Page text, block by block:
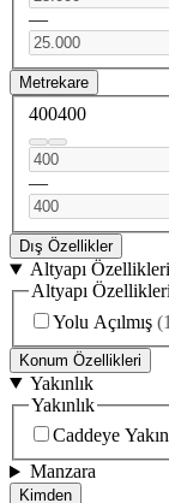
—
Metrekare
400400
—
Dış Özellikler
Altyapı Özellikleri
Altyapı Özellikleri
Yolu Açılmış (1
Konum Özellikleri
Yakınlık
Yakınlık
Caddeye Yakın
Manzara
Kimden